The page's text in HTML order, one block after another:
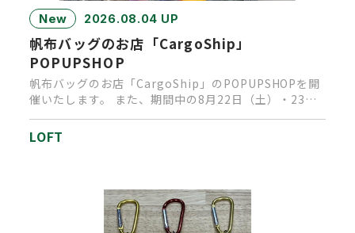
New 2026.08.04 UP
帆布バッグのお店「CargoShip」
POPUPSHOP
帆布バッグのお店「CargoShip」のPOPUPSHOPを開
催いたします。 また、期間中の8月22日（土）・23日
（日…
LOFT